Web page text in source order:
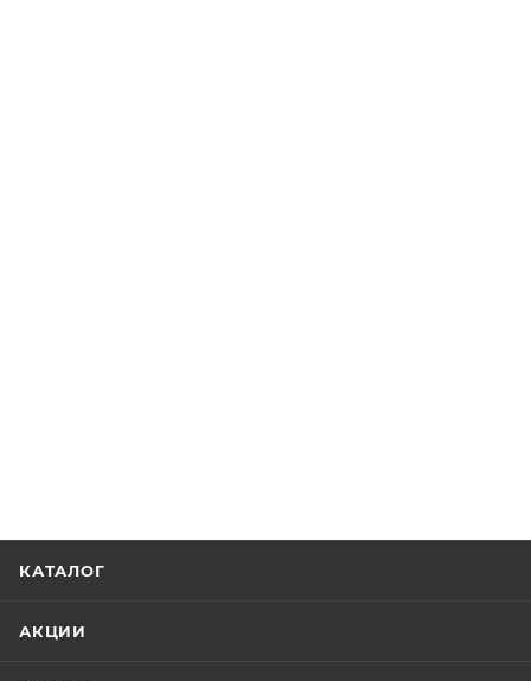
КАТАЛОГ
АКЦИИ